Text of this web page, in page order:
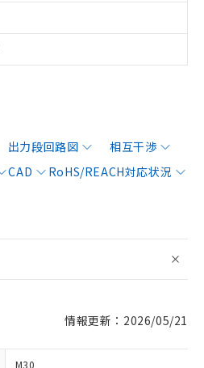
出力段回路図
相互干渉
CAD
RoHS/REACH対応状況
情報更新：2026/05/21
M30